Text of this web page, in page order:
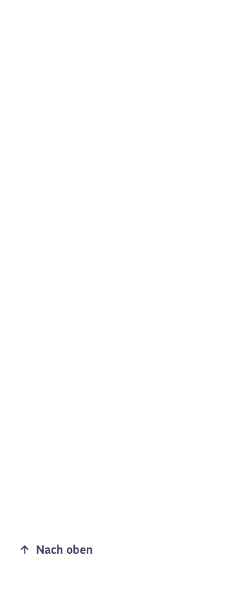
Nach oben